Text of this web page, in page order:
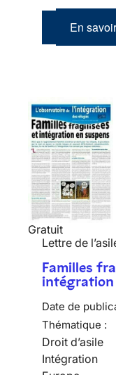
En
Gratuit
Lettre de
Familles
intégration
Date de
Thématique :
Droit d’asile
Intégration